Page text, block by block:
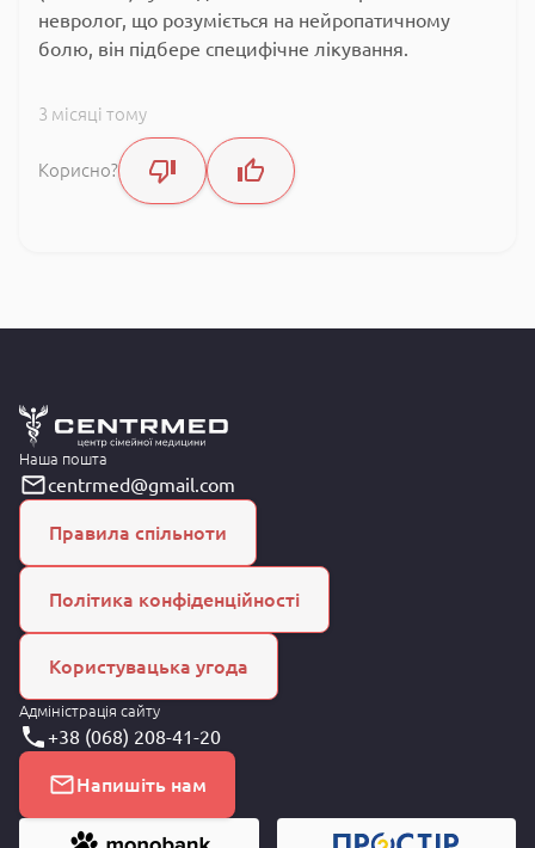
невролог, що розуміється на нейропатичному
болю, він підбере специфічне лікування.
3 місяці тому
Корисно?
Наша пошта
centrmed@gmail.com
Правила спільноти
Політика конфіденційності
Користувацька угода
Адміністрація сайту
+38 (068) 208-41-20
Напишіть нам